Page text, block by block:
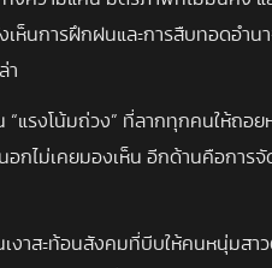
ห็นการฝึกฝนและการสืบทอดอำ
า
แรงโน้มถ่วง” ที่ลากทุกคนให้ถอ
ไม่เคยมองเห็น อีกด้านคือการ
งาสะท้อนสังคมที่บีบให้คนหนุ่มส